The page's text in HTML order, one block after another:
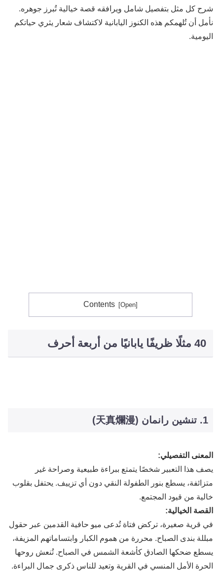
شرح كل مثل بتفصيل شامل ويرافقه قصة خيالية تُبرز جوهره.
نأمل أن تُلهمكم هذه الكنوز اليابانية لاكتشاف شعار يثري حياتكم
اليومية.
Contents
40 مثلًا ظريفًا يابانيًا من أربعة أحرف
1. تنشين رانمان (天真爛漫)
المعنى التفصيلي:
يصف هذا التعبير شخصًا يتمتع ببراءة طبيعية وصراحة غير
متزائفة، يسطع بنور الطفولة النقي دون أي تزييف. يحتفل بقلوب
خالية من قيود المجتمع.
القصة الخيالية:
في قرية صغيرة، تركض فتاة تُدعى ميو حافية القدمين عبر حقول
مبللة بندى الصباح. محررة من هموم الكبار وابتساماتهم المزيفة،
يسطع ضحكها الصادق كأشعة الشمس في الصباح. تُنعش روحها
الحرة الأمل المنسي في القرية وتعيد للناس ذكرى جمال البراءة.